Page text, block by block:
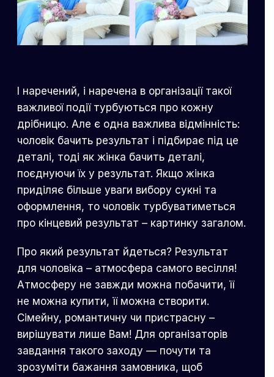
І наречений, і наречена в організації такої
важливої події турбуються про кожну
дрібницю. Але є одна важлива відмінність:
чоловік бачить результат і підбирає під це
деталі, тоді як жінка бачить деталі,
поєднуючи їх у результат. Якщо жінка
приділяє більше уваги вибору сукні та
оформлення, то чоловік турбуватиметься
про кінцевий результат – картинку загалом.
Про який результат йдеться? Результат
для чоловіка – атмосфера самого весілля!
Атмосферу не завжди можна побачити, її
не можна купити, її можна створити.
Сімейну, романтичну чи пристрасну –
вирішувати лише Вам! Для організаторів
завдання такого заходу — почути та
зрозуміти бажання замовника, щоб